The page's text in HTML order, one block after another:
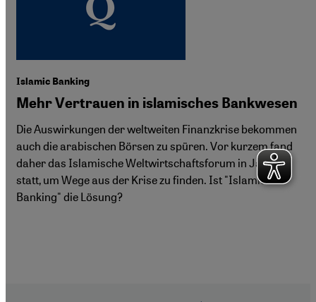
Islamic Banking
Mehr Vertrauen in islamisches Bankwesen
Die Auswirkungen der weltweiten Finanzkrise bekommen
auch die arabischen Börsen zu spüren. Vor kurzem fand
daher das Islamische Weltwirtschaftsforum in Jakarta
statt, um Wege aus der Krise zu finden. Ist "Islamic
Banking" die Lösung?